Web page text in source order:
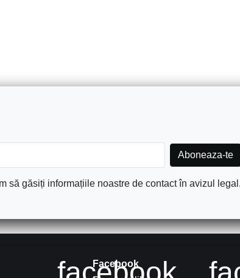
să găsiți informațiile noastre de contact în avizul legal.
Facebook